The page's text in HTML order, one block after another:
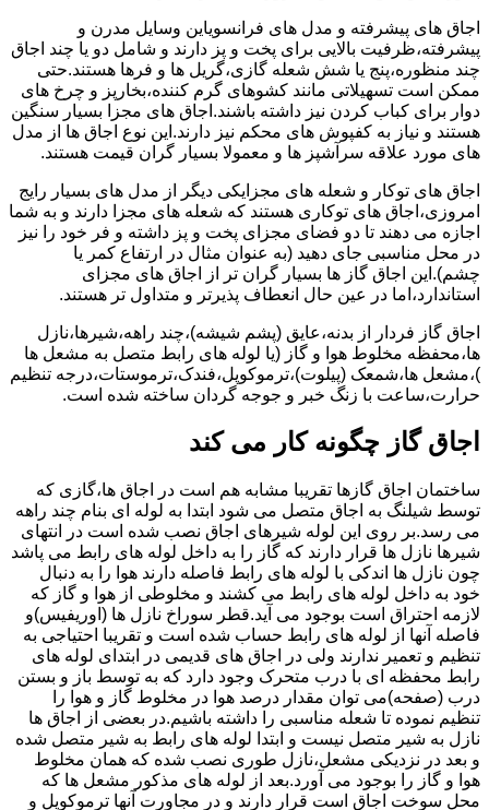
اجاق های پیشرفته و مدل های فرانسویاین وسایل مدرن و
پیشرفته،ظرفیت بالایی برای پخت و پز دارند و شامل دو یا چند اجاق
چند منظوره،پنج یا شش شعله گازی،گریل ها و فرها هستند.حتی
ممکن است تسهیلاتی مانند کشوهای گرم کننده،بخارپز و چرخ های
دوار برای کباب کردن نیز داشته باشند.اجاق های مجزا بسیار سنگین
هستند و نیاز به کفپوش های محکم نیز دارند.این نوع اجاق ها از مدل
های مورد علاقه سرآشپز ها و معمولا بسیار گران قیمت هستند.
اجاق های توکار و شعله های مجزایکی دیگر از مدل های بسیار رایج
امروزی،اجاق های توکاری هستند که شعله های مجزا دارند و به شما
اجازه می دهند تا دو فضای مجزای پخت و پز داشته و فر خود را نیز
در محل مناسبی جای دهید (به عنوان مثال در ارتفاع کمر یا
چشم).این اجاق گاز ها بسیار گران تر از اجاق های مجزای
استاندارد،اما در عین حال انعطاف پذیرتر و متداول تر هستند.
اجاق گاز فردار از بدنه،عایق (پشم شیشه)،چند راهه،شیرها،نازل
ها،محفظه مخلوط هوا و گاز (یا لوله های رابط متصل به مشعل ها
)،مشعل ها،شمعک (پیلوت)،ترموکوپل،فندک،ترموستات،درجه تنظیم
حرارت،ساعت با زنگ خبر و جوجه گردان ساخته شده است.
اجاق گاز چگونه کار می کند
ساختمان اجاق گازها تقریبا مشابه هم است در اجاق ها،گازی که
توسط شیلنگ به اجاق متصل می شود ابتدا به لوله ای بنام چند راهه
می رسد.بر روی این لوله شیرهای اجاق نصب شده است در انتهای
شیرها نازل ها قرار دارند که گاز را به داخل لوله های رابط می پاشد
چون نازل ها اندکی با لوله های رابط فاصله دارند هوا را به دنبال
خود به داخل لوله های رابط می کشند و مخلوطی از هوا و گاز که
لازمه احتراق است بوجود می آید.قطر سوراخ نازل ها (اوریفیس)و
فاصله آنها از لوله های رابط حساب شده است و تقریبا احتیاجی به
تنظیم و تعمیر ندارند ولی در اجاق های قدیمی در ابتدای لوله های
رابط محفظه ای با درب متحرک وجود دارد که به توسط باز و بستن
درب (صفحه)می توان مقدار درصد هوا در مخلوط گاز و هوا را
تنظیم نموده تا شعله مناسبی را داشته باشیم.در بعضی از اجاق ها
نازل به شیر متصل نیست و ابتدا لوله های رابط به شیر متصل شده
و بعد در نزدیکی مشعل،نازل طوری نصب شده که همان مخلوط
هوا و گاز را بوجود می آورد.بعد از لوله های مذکور مشعل ها که
محل سوخت اجاق است قرار دارند و در مجاورت آنها ترموکوپل و